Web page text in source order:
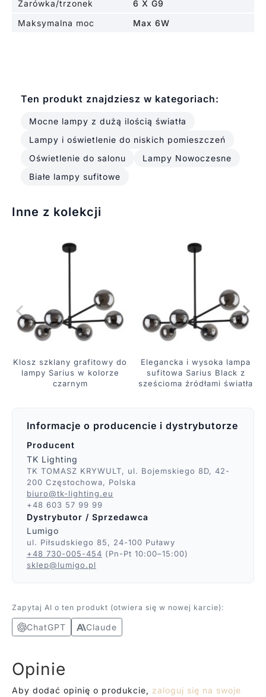
Żarówka/trzonek
6 X G9
Maksymalna moc
Max 6W
Ten produkt znajdziesz w kategoriach:
Mocne lampy z dużą ilością światła
Lampy i oświetlenie do niskich pomieszczeń
Oświetlenie do salonu
Lampy Nowoczesne
Białe lampy sufitowe
Inne z kolekcji
Klosz szklany grafitowy do
lampy Sarius w kolorze
czarnym
Elegancka i wysoka lampa
sufitowa Sarius Black z
sześcioma źródłami światła
Informacje o producencie i dystrybutorze
Producent
TK Lighting
TK TOMASZ KRYWULT, ul. Bojemskiego 8D, 42-
200 Częstochowa, Polska
biuro@tk-lighting.eu
+48 603 57 99 99
Dystrybutor / Sprzedawca
Lumigo
ul. Piłsudskiego 85, 24-100 Puławy
+48 730-005-454 (Pn-Pt 10:00–15:00)
sklep@lumigo.pl
Zapytaj AI o ten produkt (otwiera się w nowej karcie):
ChatGPT Claude
Opinie
Aby dodać opinię o produkcie, zaloguj się na swoje